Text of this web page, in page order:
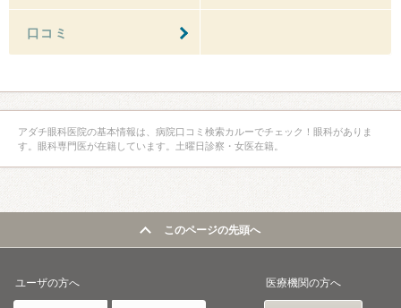
口コミ
アダチ眼科医院の基本情報は、病院口コミ検索カルーでチェック！眼科がありま
す。眼科専門医が在籍しています。土曜日診察・女医在籍。
このページの先頭へ
ユーザの方へ 医療機関の方へ